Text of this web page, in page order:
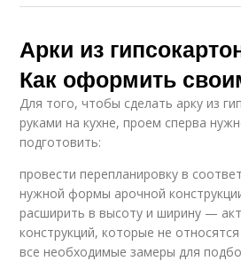
Арки из
Как оформить
Для того, чтобы сделать арку из
руками на кухне, проем сперва
подготовить:
провести перепланировку в
нужной формы арочной
расширить в высоту и ширину —
конструкций, которые не
все необходимые замеры для